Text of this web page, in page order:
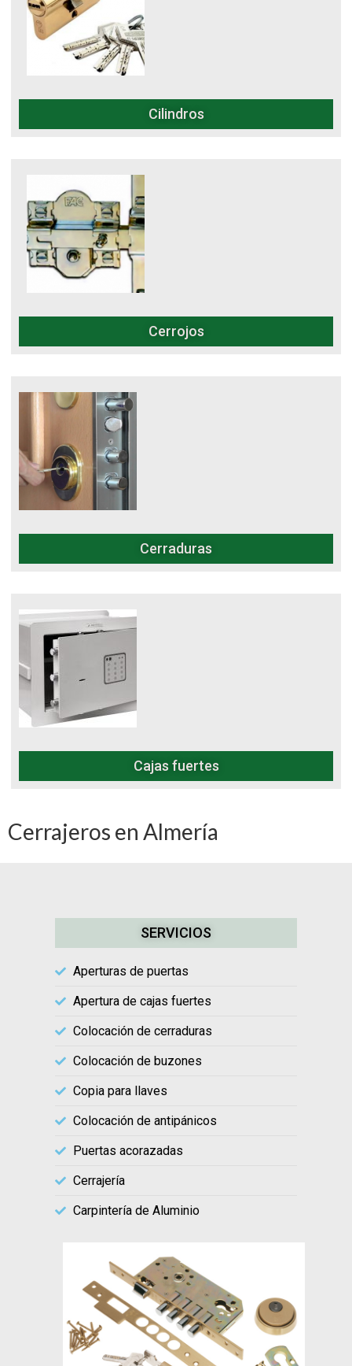
Cilindros
Cerrojos
Cerraduras
Cajas fuertes
Cerrajeros en Almería
SERVICIOS
Aperturas de puertas
Apertura de cajas fuertes
Colocación de cerraduras
Colocación de buzones
Copia para llaves
Colocación de antipánicos
Puertas acorazadas
Cerrajería
Carpintería de Aluminio